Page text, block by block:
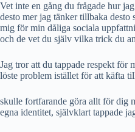
Vet inte en gång du frågade hur
desto mer jag tänker tillbaka desto
mig för min dåliga sociala
och de vet du själv vilka trick du
Jag tror att du tappade respekt
löste problem istället för att käfta
skulle fortfarande göra allt för dig
egna identitet, självklart tappade